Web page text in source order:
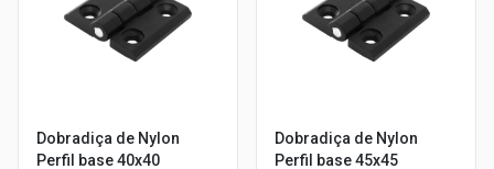
Dobradiça de Nylon
Perfil base 40x40
Dobradiça de Nylon
Perfil base 45x45